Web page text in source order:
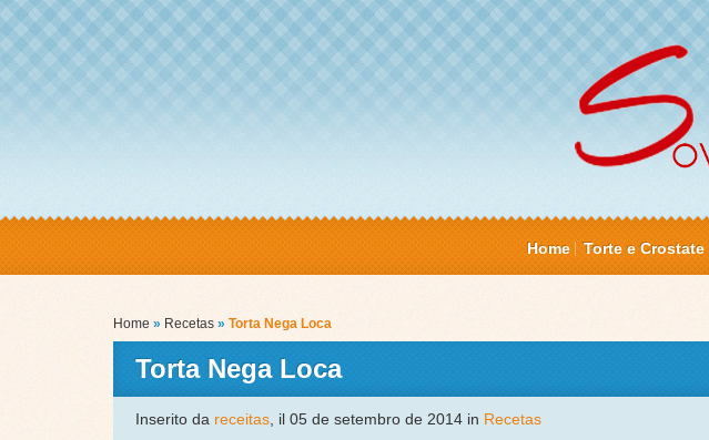
Home Torte e Crostate
Home » Recetas » Torta Nega Loca
Torta Nega Loca
Inserito da receitas , il 05 de setembro de 2014 in Recetas